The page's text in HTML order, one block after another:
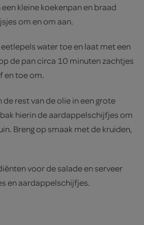
kleine koekenpan en braad
om en om aan.
water toe en laat met een
de pan circa 10 minuten zachtjes
en toe om.
rest van de olie in een grote
hierin de aardappelschijfjes om
Breng op smaak met de kruiden,
voor de salade en serveer
en aardappelschijfjes.